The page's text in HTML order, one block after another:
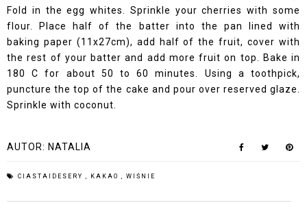
Fold in the egg whites. Sprinkle your cherries with some
flour. Place half of the batter into the pan lined with
baking paper (11x27cm), add half of the fruit, cover with
the rest of your batter and add more fruit on top. Bake in
180 C for about 50 to 60 minutes. Using a toothpick,
puncture the top of the cake and pour over reserved glaze.
Sprinkle with coconut.
AUTOR: NATALIA
CIASTAIDESERY KAKAO WIŚNIE